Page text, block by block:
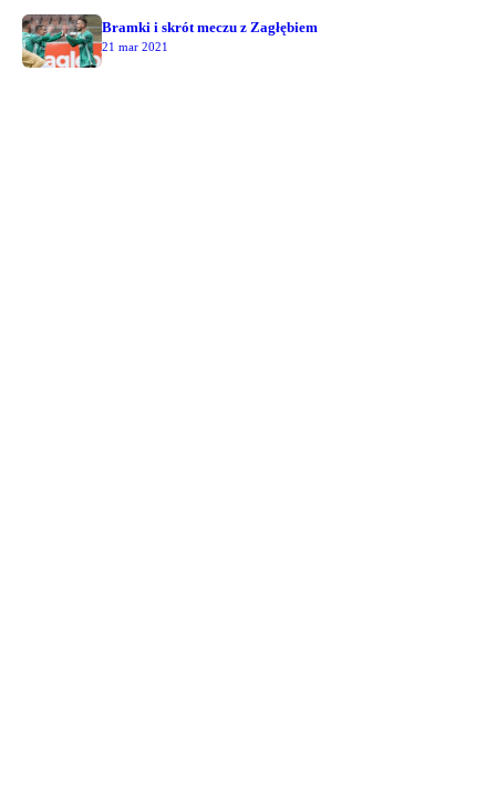
Bramki i skrót meczu z Zagłębiem
21 mar 2021